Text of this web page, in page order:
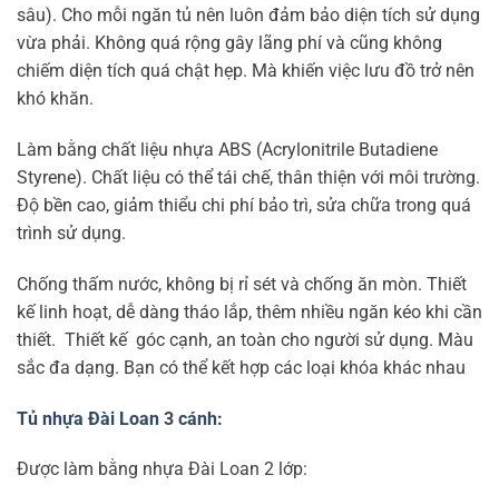
sâu). Cho mỗi ngăn tủ nên luôn đảm bảo diện tích sử dụng
vừa phải. Không quá rộng gây lãng phí và cũng không
chiếm diện tích quá chật hẹp. Mà khiến việc lưu đồ trở nên
khó khăn.
Làm bằng chất liệu nhựa ABS (Acrylonitrile Butadiene
Styrene). Chất liệu có thể tái chế, thân thiện với môi trường.
Độ bền cao, giảm thiểu chi phí bảo trì, sửa chữa trong quá
trình sử dụng.
Chống thấm nước, không bị rỉ sét và chống ăn mòn. Thiết
kế linh hoạt, dễ dàng tháo lắp, thêm nhiều ngăn kéo khi cần
thiết. Thiết kế góc cạnh, an toàn cho người sử dụng. Màu
sắc đa dạng. Bạn có thể kết hợp các loại khóa khác nhau
Tủ nhựa Đài Loan 3 cánh:
Được làm bằng nhựa Đài Loan 2 lớp: